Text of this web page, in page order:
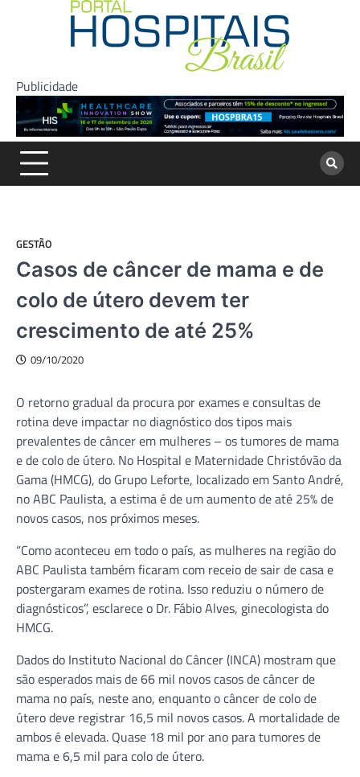
Publicidade
GESTÃO
Casos de câncer de mama e de
colo de útero devem ter
crescimento de até 25%
09/10/2020
O retorno gradual da procura por exames e consultas de
rotina deve impactar no diagnóstico dos tipos mais
prevalentes de câncer em mulheres – os tumores de mama
e de colo de útero. No Hospital e Maternidade Christóvão da
Gama (HMCG), do Grupo Leforte, localizado em Santo André,
no ABC Paulista, a estima é de um aumento de até 25% de
novos casos, nos próximos meses.
“Como aconteceu em todo o país, as mulheres na região do
ABC Paulista também ficaram com receio de sair de casa e
postergaram exames de rotina. Isso reduziu o número de
diagnósticos”, esclarece o Dr. Fábio Alves, ginecologista do
HMCG.
Dados do Instituto Nacional do Câncer (INCA) mostram que
são esperados mais de 66 mil novos casos de câncer de
mama no país, neste ano, enquanto o câncer de colo de
útero deve registrar 16,5 mil novos casos. A mortalidade de
ambos é elevada. Quase 18 mil por ano para tumores de
mama e 6,5 mil para colo de útero.